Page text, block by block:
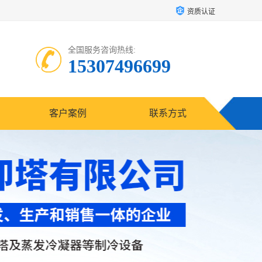
资质认证
全国服务咨询热线:
15307496699
客户案例 联系方式